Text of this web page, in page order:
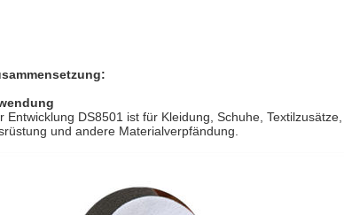
Entwicklung DS8501 ist für Kleidung, Schuhe,
und andere Materialverpfändung.